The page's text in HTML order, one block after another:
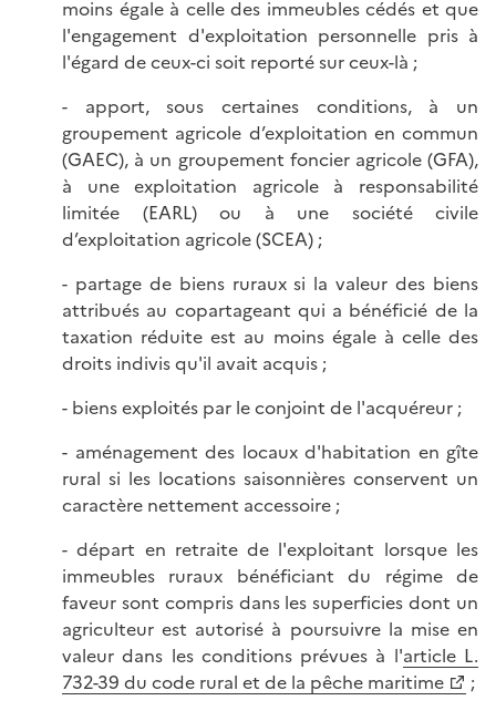
moins égale à celle des immeubles cédés et que
l'engagement d'exploitation personnelle pris à
l'égard de ceux-ci soit reporté sur ceux-là ;
- apport, sous certaines conditions, à un
groupement agricole d’exploitation en commun
(GAEC), à un groupement foncier agricole (GFA),
à une exploitation agricole à responsabilité
limitée (EARL) ou à une société civile
d’exploitation agricole (SCEA) ;
- partage de biens ruraux si la valeur des biens
attribués au copartageant qui a bénéficié de la
taxation réduite est au moins égale à celle des
droits indivis qu'il avait acquis ;
- biens exploités par le conjoint de l'acquéreur ;
- aménagement des locaux d'habitation en gîte
rural si les locations saisonnières conservent un
caractère nettement accessoire ;
- départ en retraite de l'exploitant lorsque les
immeubles ruraux bénéficiant du régime de
faveur sont compris dans les superficies dont un
agriculteur est autorisé à poursuivre la mise en
valeur dans les conditions prévues à l'article L.
732-39 du code rural et de la pêche maritime
;